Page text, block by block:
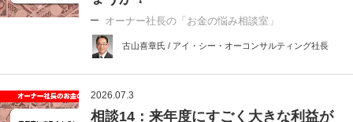
オーナー社長の「お金の悩み相談室」
古山喜章氏 / アイ・シー・オーコンサルティング社長
2026.07.3
相談14：来年度にすごく大きな利益が